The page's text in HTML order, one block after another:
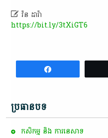
 វ៉ន ដារ៉ា
https://bit.ly/3tXiGT6
ប្រធានបទ
កសិកម្ម​ និង​ ការ​នេ​សាទ​